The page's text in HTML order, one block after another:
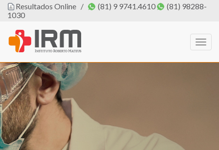
Resultados Online / (81) 9 9741.4610
(81) 98288-
1030